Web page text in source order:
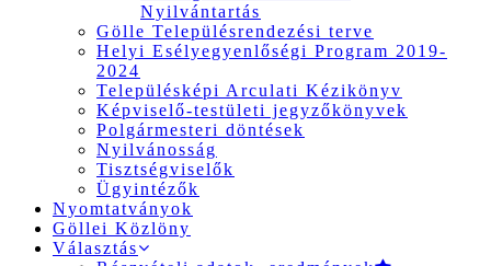
Nyilvántartás
Gölle Településrendezési terve
Helyi Esélyegyenlőségi Program 2019-
2024
Településképi Arculati Kézikönyv
Képviselő-testületi jegyzőkönyvek
Polgármesteri döntések
Nyilvánosság
Tisztségviselők
Ügyintézők
Nyomtatványok
Göllei Közlöny
Választás